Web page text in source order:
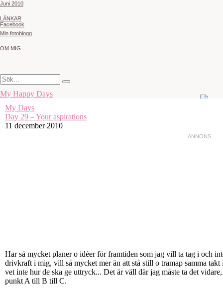
Juni 2010
LÄNKAR
Facebook
Min fotoblogg
OM MIG
My Happy Days
My Days
Day 29 – Your aspirations
11 december 2010
Har så mycket planer o idéer för framtiden som jag vill ta tag i och
drivkraft i mig, vill så mycket mer än att stå still o tramap samma takt
vet inte hur de ska ge uttryck... Det är väll där jag måste ta det
punkt A till B till C.